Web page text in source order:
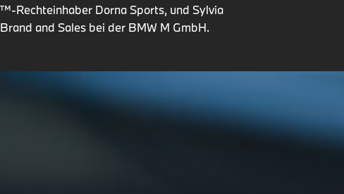
Rechteinhaber Dorna Sports, und Sylvia
and Sales bei der BMW M GmbH.